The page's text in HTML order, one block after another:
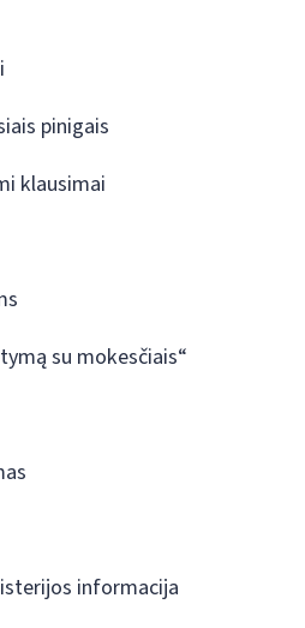
pinigais
klausimai
su mokesčiais“
informacija